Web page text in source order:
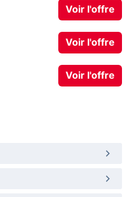
Voir l'offre
Voir l'offre
Voir l'offre